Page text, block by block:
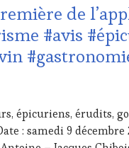
de
#avis
épicuriens, érudits,
: samedi 9